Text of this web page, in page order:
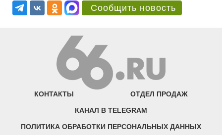
Сообщить новость
КОНТАКТЫ ОТДЕЛ ПРОДАЖ
КАНАЛ В TELEGRAM
ПОЛИТИКА ОБРАБОТКИ ПЕРСОНАЛЬНЫХ ДАННЫХ